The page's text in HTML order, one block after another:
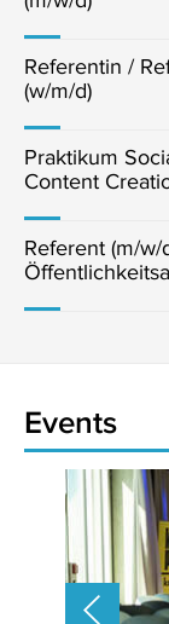
Referentin /
(w/m/d)
Praktikum
Content
Referent (m/
Events